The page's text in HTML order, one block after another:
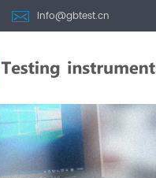
info@gbtest.cn